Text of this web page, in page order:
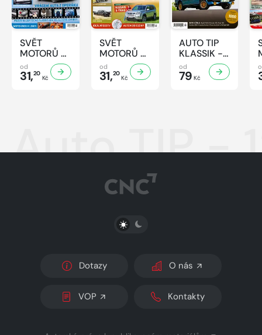
SVĚT
MOTORŮ -
32/2026
od
31,20
Kč
SVĚT
MOTORŮ -
31/2026
od
31,20
Kč
AUTO TIP
KLASSIK -
7/2026
od
79 Kč
Auto TIP -
PŘEPNOUT SVĚTLÝ/TMAVÝ REŽIM
Dotazy O nás
VOP Kontakty